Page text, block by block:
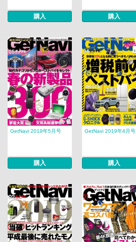
購入 購入
GetNavi 2019年5月号
購入
GetNavi 2019年4月号
購入